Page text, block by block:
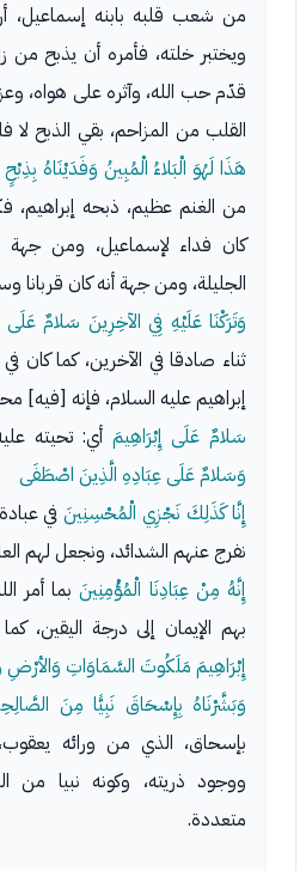
من شعب قلبه بابنه إسماعيل،
ويختبر خلته، فأمره أن يذبح
قدّم حب الله، وآثره على هواه،
القلب من المزاحم، بقي الذبح لا
هَذَا لَهُوَ الْبَلاءُ الْمُبِينُ وَفَدَيْنَاهُ
من الغنم عظيم، ذبحه
كان فداء لإسماعيل، ومن جهة
الجليلة، ومن جهة أنه كان قربانا
وَتَرَكْنَا عَلَيْهِ فِي الآخِرِينَ سَلامٌ عَلَى
ثناء صادقا في الآخرين، كما كان
إبراهيم عليه السلام، فإنه
سَلامٌ عَلَى إِبْرَاهِيمَ أي: تحيته
وَسَلامٌ عَلَى عِبَادِهِ الَّذِينَ اصْطَفَى
إِنَّا كَذَلِكَ نَجْزِي الْمُحْسِنِينَفي
نفرج عنهم الشدائد، ونجعل لهم
إِنَّهُ مِنْ عِبَادِنَا الْمُؤْمِنِينَبما أمر
بهم الإيمان إلى درجة اليقين،
إِبْرَاهِيمَ مَلَكُوتَ السَّمَاوَاتِ
وَبَشَّرْنَاهُ بِإِسْحَاقَ نَبِيًّا مِنَ
بإسحاق، الذي من ورائه
ووجود ذريته، وكونه نبيا من
متعددة.